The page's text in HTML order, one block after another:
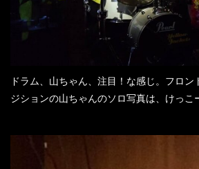
ドラム、山ちゃん、注目！な感じ。フロ
ジションの山ちゃんのソロ写真は、けっこ